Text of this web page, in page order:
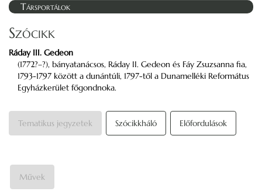
Társportálok
Szócikk
Ráday III. Gedeon
(1772?–?), bányatanácsos, Ráday II. Gedeon és Fáy Zsuzsanna fia,
1793-1797 között a dunántúli, 1797-től a Dunamelléki Református
Egyházkerület főgondnoka.
Tematikus jegyzetek Szócikkháló Előfordulások
Művek